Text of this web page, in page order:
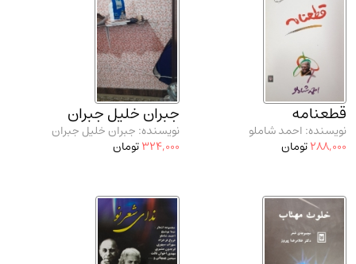
قطعنامه
نویسنده: احمد شاملو
288,000تومان
جبران خلیل جبران
نویسنده: جبران خلیل جبران
324,000تومان